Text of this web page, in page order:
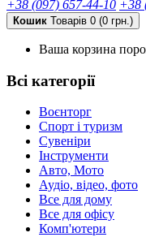
+38 (097) 657-44-10 +38
Кошик Товарів 0 (0 грн.)
Ваша корзина
Всі категорії
Воєнторг
Спорт і туризм
Сувеніри
Інструменти
Авто, Мото
Аудіо, відео, фото
Все для дому
Все для офісу
Комп'ютери